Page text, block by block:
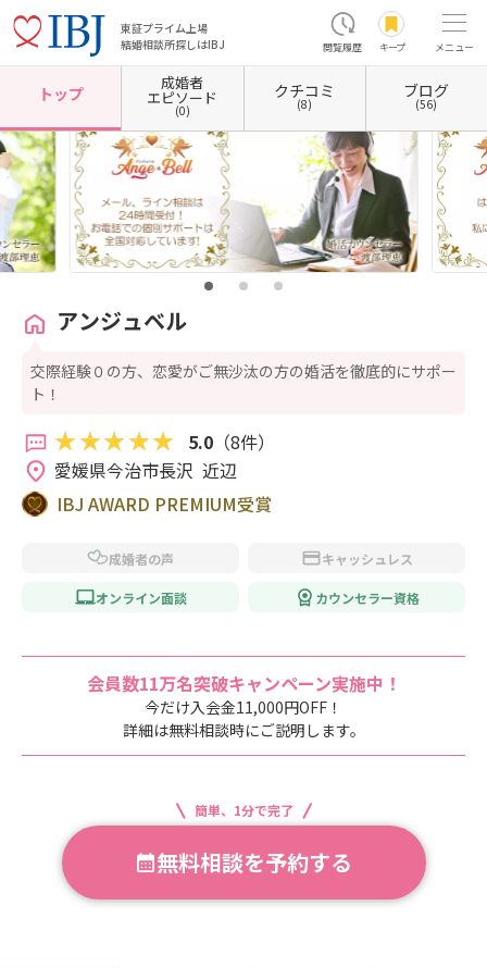
東証プライム上場
結婚相談所探しはIBJ
閲覧履歴 キープ メニュー
ホーム 愛媛県の結婚相談所 愛媛県今治市 アンジュベル
トップ
成婚者
エピソード
(0)
クチコミ
(8)
ブログ
(56)
アンジュベル
交際経験０の方、恋愛がご無沙汰の方の婚活を徹底的にサポー
ト！
5.0（8件）
愛媛県今治市長沢  近辺
IBJ AWARD PREMIUM受賞
成婚者の声 キャッシュレス
オンライン面談 カウンセラー資格
会員数11万名突破キャンペーン実施中！
今だけ入会金11,000円OFF！
詳細は無料相談時にご説明します。
簡単、1分で完了
無料相談を予約する